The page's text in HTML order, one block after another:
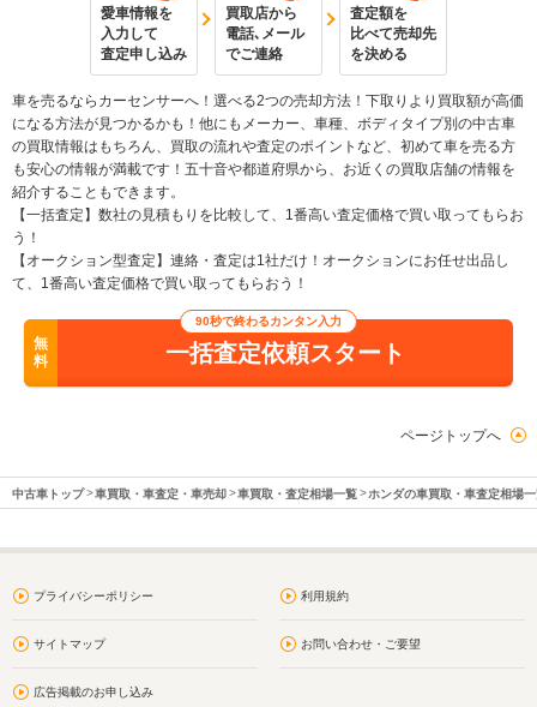
愛車情報を
入力して
査定申し込み
買取店から
電話､メール
でご連絡
査定額を
比べて売却先
を決める
車を売るならカーセンサーへ！選べる2つの売却方法！下取りより買取額が高価
になる方法が見つかるかも！他にもメーカー、車種、ボディタイプ別の中古車
の買取情報はもちろん、買取の流れや査定のポイントなど、初めて車を売る方
も安心の情報が満載です！五十音や都道府県から、お近くの買取店舗の情報を
紹介することもできます。
【一括査定】数社の見積もりを比較して、1番高い査定価格で買い取ってもらお
う！
【オークション型査定】連絡・査定は1社だけ！オークションにお任せ出品し
て、1番高い査定価格で買い取ってもらおう！
無
料
90秒で終わるカンタン入力
一括査定依頼スタート
ページトップへ
中古車トップ 車買取・車査定・車売却 車買取・査定相場一覧 ホンダの車買取・車査定相場
プライバシーポリシー 利用規約
サイトマップ お問い合わせ・ご要望
広告掲載のお申し込み